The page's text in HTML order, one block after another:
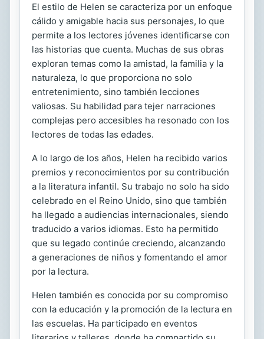
El estilo de Helen se caracteriza por un enfoque
cálido y amigable hacia sus personajes, lo que
permite a los lectores jóvenes identificarse con
las historias que cuenta. Muchas de sus obras
exploran temas como la amistad, la familia y la
naturaleza, lo que proporciona no solo
entretenimiento, sino también lecciones
valiosas. Su habilidad para tejer narraciones
complejas pero accesibles ha resonado con los
lectores de todas las edades.
A lo largo de los años, Helen ha recibido varios
premios y reconocimientos por su contribución
a la literatura infantil. Su trabajo no solo ha sido
celebrado en el Reino Unido, sino que también
ha llegado a audiencias internacionales, siendo
traducido a varios idiomas. Esto ha permitido
que su legado continúe creciendo, alcanzando
a generaciones de niños y fomentando el amor
por la lectura.
Helen también es conocida por su compromiso
con la educación y la promoción de la lectura en
las escuelas. Ha participado en eventos